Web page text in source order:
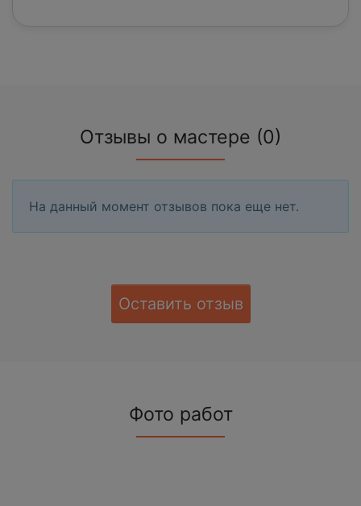
Отзывы о мастере (0)
На данный момент отзывов пока еще нет.
Оставить отзыв
Фото работ